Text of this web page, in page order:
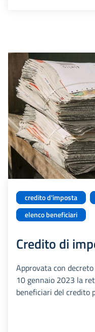
credito d'imposta
elenco beneficiari
Credito di
Approvata con
10 gennaio 2023 la
beneficiari del credito